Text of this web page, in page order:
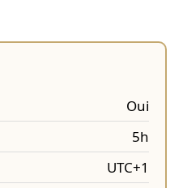
Oui
5h
UTC+1